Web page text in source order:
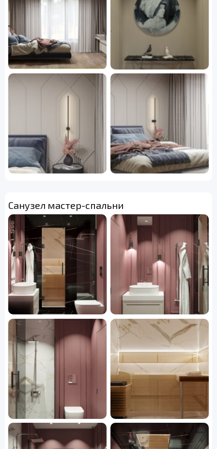
Санузел мастер-спальни